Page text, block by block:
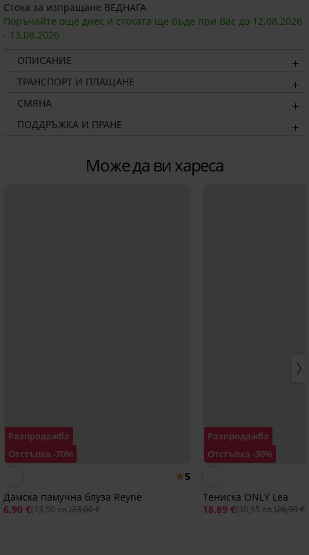
Стока за изпращане ВЕДНАГА
Поръчайте още днес и стоката ще бъде при Вас до 12.08.2026
- 13.08.2026
ОПИСАНИЕ
ТРАНСПОРТ И ПЛАЩАНЕ
СМЯНА
ПОДДРЪЖКА И ПРАНЕ
Може да ви хареса
Разпродажба
Отстъпка -70%
5
Дамска памучна блуза Reyne
6,90 €(13,50 лв.)23,00 €
Разпродажба
Отстъпка -30%
Тениска ONLY Lea
18,89 €(36,95 лв.)26,99 €